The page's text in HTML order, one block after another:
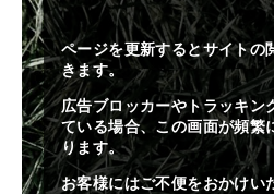
ページを更新するとサイトの
きます。
広告ブロッカーやトラッキン
ている場合、この画面が頻繁
ります。
お客様にはご不便をおかけい